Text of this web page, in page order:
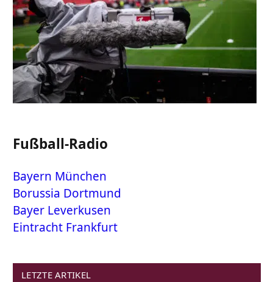
Fußball-Radio
Bayern München
Borussia Dortmund
Bayer Leverkusen
Eintracht Frankfurt
LETZTE ARTIKEL